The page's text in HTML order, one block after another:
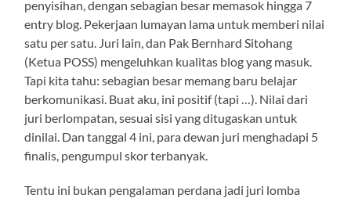
penyisihan, dengan sebagian besar memasok hingga 7
entry blog. Pekerjaan lumayan lama untuk memberi nilai
satu per satu. Juri lain, dan Pak Bernhard Sitohang
(Ketua POSS) mengeluhkan kualitas blog yang masuk.
Tapi kita tahu: sebagian besar memang baru belajar
berkomunikasi. Buat aku, ini positif (tapi …). Nilai dari
juri berlompatan, sesuai sisi yang ditugaskan untuk
dinilai. Dan tanggal 4 ini, para dewan juri menghadapi 5
finalis, pengumpul skor terbanyak.
Tentu ini bukan pengalaman perdana jadi juri lomba